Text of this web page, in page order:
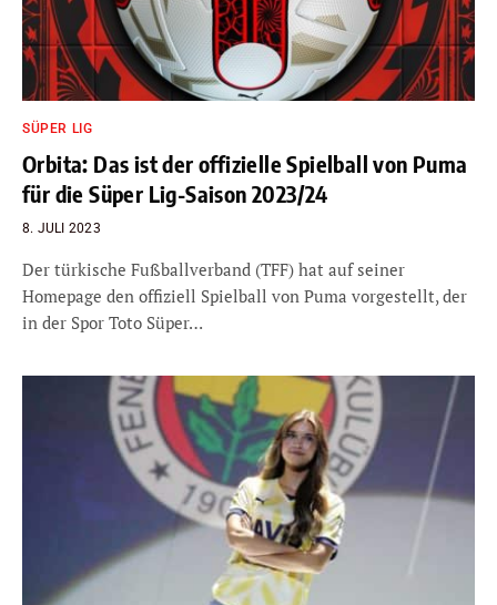
SÜPER LIG
Orbita: Das ist der offizielle Spielball von Puma
für die Süper Lig-Saison 2023/24
8. JULI 2023
Der türkische Fußballverband (TFF) hat auf seiner
Homepage den offiziell Spielball von Puma vorgestellt, der
in der Spor Toto Süper…